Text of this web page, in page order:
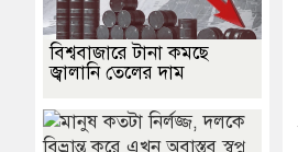
বিশ্ববাজারে টানা কমছে
জ্বালানি তেলের দাম